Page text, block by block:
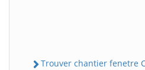
Trouver chantier fenetre